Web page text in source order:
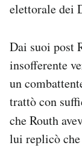
elettorale dei
Dai suoi post
insofferente
un
trattò con
che Routh
lui replicò che